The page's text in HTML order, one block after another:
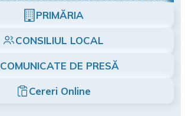
PRIMĂRIA
CONSILIUL LOCAL
COMUNICATE DE PRESĂ
Cereri Online